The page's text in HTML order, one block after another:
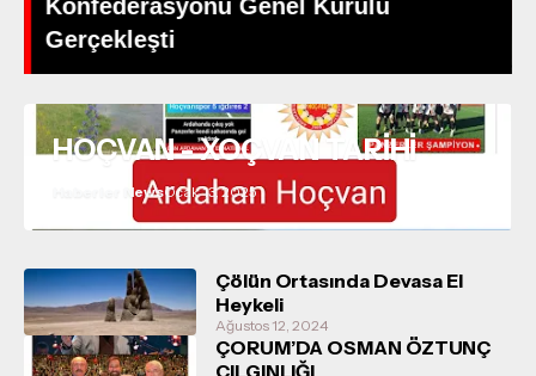
Konfederasyonu Genel Kurulu
Gerçekleşti
HOÇVAN - XOÇVAN TARİHİ
Haberler NewsOcak 13, 2025
Çölün Ortasında Devasa El
Heykeli
Ağustos 12, 2024
ÇORUM’DA OSMAN ÖZTUNÇ
ÇILGINLIĞI